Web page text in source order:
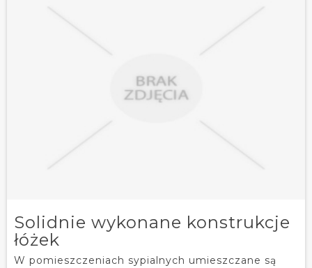
Solidnie wykonane konstrukcje
łóżek
W pomieszczeniach sypialnych umieszczane są